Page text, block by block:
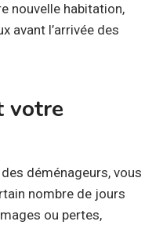
nouvelle habitation,
avant l’arrivée des
votre
déménageurs, vous
nombre de jours
ou pertes,